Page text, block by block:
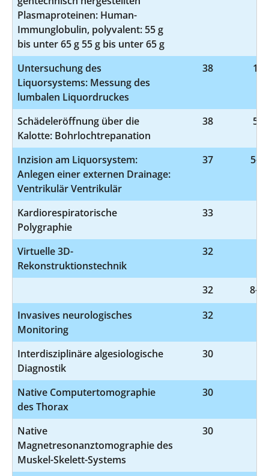
Plasmaproteinen: Human-
Immunglobulin, polyvalent: 55 g
bis unter 65 g 55 g bis unter 65 g
Untersuchung des
Liquorsystems: Messung des
lumbalen Liquordruckes
38 1-
Schädeleröffnung über die
Kalotte: Bohrlochtrepanation
38 5-
Inzision am Liquorsystem:
Anlegen einer externen Drainage:
Ventrikulär Ventrikulär
37 5-
Kardiorespiratorische
Polygraphie
33
Virtuelle 3D-
Rekonstruktionstechnik
32
32
8-
Invasives neurologisches
Monitoring
32
Interdisziplinäre algesiologische
Diagnostik
30
Native Computertomographie
des Thorax
30
Native
Magnetresonanztomographie des
Muskel-Skelett-Systems
30